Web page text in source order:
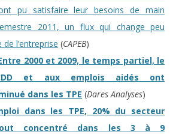
pu satisfaire leur besoins de main
2011, un flux qui change peu
l’entreprise (CAPEB)
2000 et 2009, le temps partiel, le
et aux emplois aidés ont
dans les TPE (Dares Analyses)
dans les TPE, 20% du secteur
concentré dans les 3 à 9